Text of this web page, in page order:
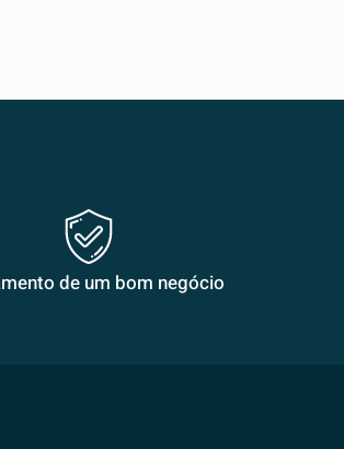
de um bom negócio